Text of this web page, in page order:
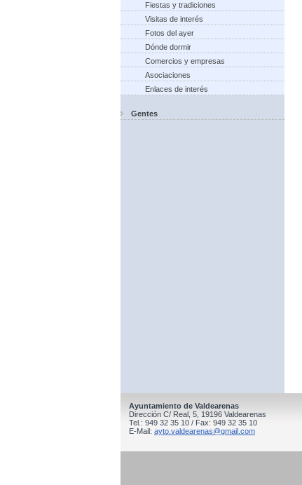
Fiestas y tradiciones
Visitas de interés
Fotos del ayer
Dónde dormir
Comercios y empresas
Asociaciones
Enlaces de interés
Gentes
Ayuntamiento de Valdearenas
Dirección C/ Real, 5, 19196 Valdearenas
Tel.: 949 32 35 10 / Fax: 949 32 35 10
E-Mail: ayto.valdearenas@gmail.com